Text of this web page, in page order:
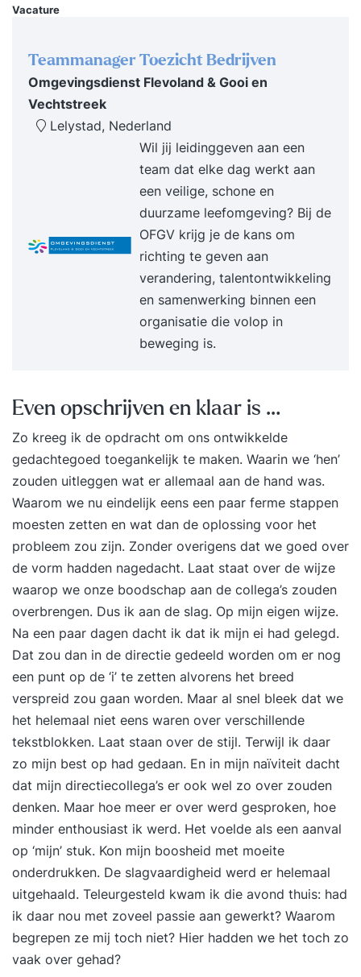
training en opstellen van een persoonlijk
Je training in 3 stappen Stap 1. Je start met een
persoonlijke intake Voorafgaand aan de training
vul je een online intake in. Wil je liever je
persoonlijke leerdoelen toelichten? Dan plannen
we graag een telefonisch intakegesprek met je in.
Op basis van je leerdoelen, achtergrond en
aandachtspunten plaatsen we je in een
trainingsgroep met vergelijkbare professionals.
Zo sluit de training optimaal aan op jouw situatie
en ontwikkelbehoefte. Stap 2. Je volgt een
inspirerende en praktijkgerichte training De
tweedaagse training Timemanagement wordt
verspreid over twee weken gegeven. De
trainingsdagen bestaan uit inspirerende
werk. Tussen de twee trainingsdagen door pas je
het geleerde meteen toe in de praktijk. Tijdens de
tweede bijeenkomst bespreek je samen met de
trainer en de groep je ervaringen, inzichten en
resultaten. Je sluit de training af met een
persoonlijke eindevaluatie en een concreet
actieplan voor de periode daarna. Stap 3. Een
jaar lang toegang tot het Online Learning
Platform Vanaf de eerste trainingsdag krijg je
toegang tot het YEARTH Online Learning
Platform. Hier vind je verdiepende artikelen,
opdrachten en tools om het geleerde direct toe
te passen. Je leert waar en wanneer het jou
uitkomt via de YEARTH app, je tablet of
computer. Zo haal je het maximale resultaat uit je
training en pas je het geleerde duurzaam toe in je
dagelijkse praktijk. Over je trainer De training
wordt verzorgd door een ervaren trainer met
ruime praktijkervaring. Onze trainers combineren
kennis, analytisch vermogen en een scherp
observatievermogen met een persoonlijke en
positieve aanpak. Ze confronteren op een
respectvolle manier, dagen je uit en helpen je om
het maximale uit jezelf te halen.
Vacature
Teammanager Toezicht Bedrijven
Omgevingsdienst Flevoland & Gooi en
Vechtstreek
Lelystad, Nederland
Wil jij leidinggeven aan een
team dat elke dag werkt aan
een veilige, schone en
duurzame leefomgeving? Bij de
OFGV krijg je de kans om
richting te geven aan
verandering, talentontwikkeling
en samenwerking binnen een
organisatie die volop in
beweging is.
Even opschrijven en klaar is …
Zo kreeg ik de opdracht om ons ontwikkelde
gedachtegoed toegankelijk te maken. Waarin we ‘hen’
zouden uitleggen wat er allemaal aan de hand was.
Waarom we nu eindelijk eens een paar ferme stappen
moesten zetten en wat dan de oplossing voor het
probleem zou zijn. Zonder overigens dat we goed over
de vorm hadden nagedacht. Laat staat over de wijze
waarop we onze boodschap aan de collega’s zouden
overbrengen. Dus ik aan de slag. Op mijn eigen wijze.
Na een paar dagen dacht ik dat ik mijn ei had gelegd.
Dat zou dan in de directie gedeeld worden om er nog
een punt op de ‘i’ te zetten alvorens het breed
verspreid zou gaan worden. Maar al snel bleek dat we
het helemaal niet eens waren over verschillende
tekstblokken. Laat staan over de stijl. Terwijl ik daar
zo mijn best op had gedaan. En in mijn naïviteit dacht
dat mijn directiecollega’s er ook wel zo over zouden
denken. Maar hoe meer er over werd gesproken, hoe
minder enthousiast ik werd. Het voelde als een aanval
op ‘mijn’ stuk. Kon mijn boosheid met moeite
onderdrukken. De slagvaardigheid werd er helemaal
uitgehaald. Teleurgesteld kwam ik die avond thuis: had
ik daar nou met zoveel passie aan gewerkt? Waarom
begrepen ze mij toch niet? Hier hadden we het toch zo
vaak over gehad?